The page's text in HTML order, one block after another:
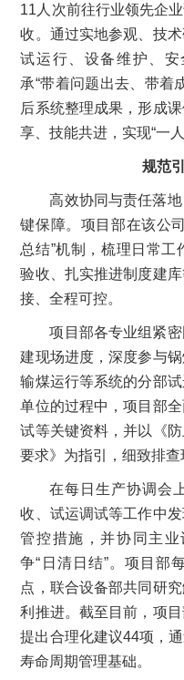
11人次前往行业领先企
收。通过实地参观、技
试运行、设备维护、
承“带着问题出去、带着
后系统整理成果，形成
享、技能共进，实现“一
规范
高效协同与责任落
键保障。项目部在该公
总结”机制，梳理日常
验收、扎实推进制度建
接、全程可控。
项目部各专业组紧
建现场进度，深度参与
输煤运行等系统的分部
单位的过程中，项目部
试等关键资料，并以《
要求》为指引，细致排查
在每日生产协调会
收、试运调试等工作中
管控措施，并协同主
争“日清日结”。项目部
点，联合设备部共同研
利推进。截至目前，项
提出合理化建议44项，
寿命周期管理基础。